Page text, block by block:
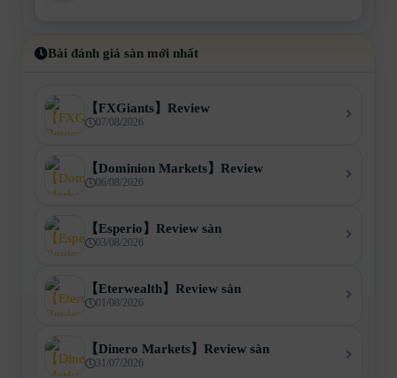
Bài đánh giá sàn mới nhất
【FXGiants】Review
07/08/2026
【Dominion Markets】Review
06/08/2026
【Esperio】Review sàn
03/08/2026
【Eterwealth】Review sàn
01/08/2026
【Dinero Markets】Review sàn
31/07/2026